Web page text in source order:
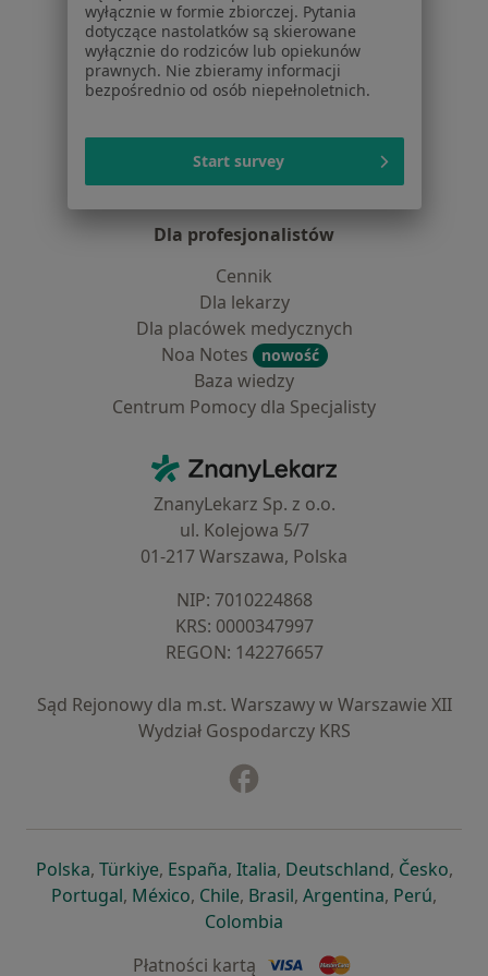
Lekarze
Placówki medyczne
Pytania i odpowiedzi
Usługi i zabiegi
Pomoc
Aplikacje mobilne
Blog dla pacjentów
Dla profesjonalistów
Cennik
Dla lekarzy
Dla placówek medycznych
Noa Notes
nowość
Baza wiedzy
Centrum Pomocy dla Specjalisty
ZnanyLekarz - Strona główna
ZnanyLekarz Sp. z o.o.
ul. Kolejowa 5/7
01-217 Warszawa, Polska
NIP: ⁠7010224868
KRS: ⁠0000347997
REGON: ⁠142276657
Sąd Rejonowy dla m.st. Warszawy w Warszawie XII
Wydział Gospodarczy KRS
Polskaotwiera się w nowej karcie
, Türkiyeotwiera się w nowej karcie
, Españaotwiera się w nowej karcie
, Italiaotwiera się w nowej
, Deutschlandotwiera się
, Česko,
Portugalotwiera się w nowej karcie
, Méxicootwiera się w nowej karcie
, Chileotwiera się w nowej karcie
, Brasilotwiera się w nowej
, Argentinaotwiera się
, Perú,
Colombia
Płatności kartą
wyłącznie w formie zbiorczej. Pytania
dotyczące nastolatków są skierowane
wyłącznie do rodziców lub opiekunów
prawnych. Nie zbieramy informacji
bezpośrednio od osób niepełnoletnich.
Start survey